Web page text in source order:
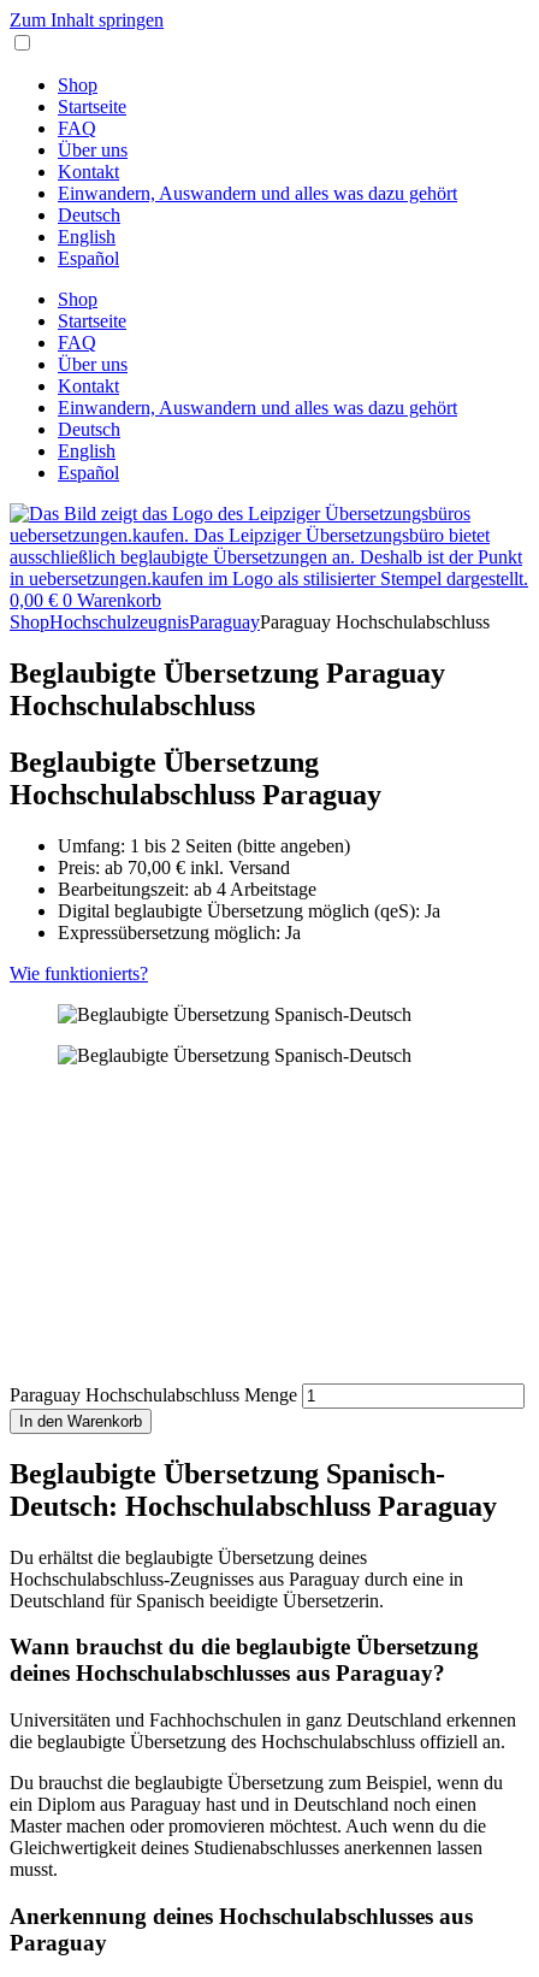
Zum Inhalt springen
Shop
Startseite
FAQ
Über uns
Kontakt
Einwandern, Auswandern und alles was dazu gehört
Deutsch
English
Español
Shop
Startseite
FAQ
Über uns
Kontakt
Einwandern, Auswandern und alles was dazu gehört
Deutsch
English
Español
0,00 € 0 Warenkorb
ShopHochschulzeugnisParaguayParaguay Hochschulabschluss
Beglaubigte Übersetzung Paraguay
Hochschulabschluss
Beglaubigte Übersetzung
Hochschulabschluss Paraguay
Umfang: 1 bis 2 Seiten (bitte angeben)
Preis: ab 70,00 € inkl. Versand
Bearbeitungszeit: ab 4 Arbeitstage
Digital beglaubigte Übersetzung möglich (qeS): Ja
Expressübersetzung möglich: Ja
Wie funktionierts?
Paraguay Hochschulabschluss Menge
In den Warenkorb
Beglaubigte Übersetzung Spanisch-
Deutsch: Hochschulabschluss Paraguay
Du erhältst die beglaubigte Übersetzung deines
Hochschulabschluss-Zeugnisses aus Paraguay durch eine in
Deutschland für Spanisch beeidigte Übersetzerin.
Wann brauchst du die beglaubigte Übersetzung
deines Hochschulabschlusses aus Paraguay?
Universitäten und Fachhochschulen in ganz Deutschland erkennen
die beglaubigte Übersetzung des Hochschulabschluss offiziell an.
Du brauchst die beglaubigte Übersetzung zum Beispiel, wenn du
ein Diplom aus Paraguay hast und in Deutschland noch einen
Master machen oder promovieren möchtest. Auch wenn du die
Gleichwertigkeit deines Studienabschlusses anerkennen lassen
musst.
Anerkennung deines Hochschulabschlusses aus
Paraguay